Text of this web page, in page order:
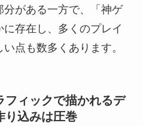
がある一方で、「神ゲ
存在し、多くのプレイ
点も数多くあります。
フィックで描かれるデ
り込みは圧巻